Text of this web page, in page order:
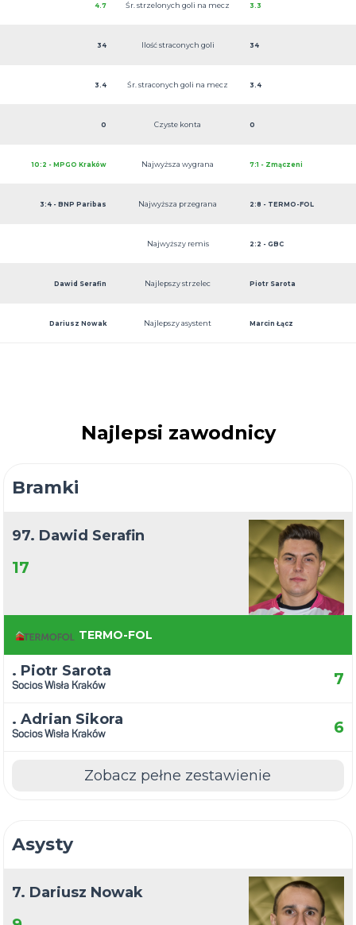
4.7 Śr. strzelonych goli na mecz 3.3
34 Ilość straconych goli 34
3.4 Śr. straconych goli na mecz 3.4
0 Czyste konta 0
10:2 - MPGO Kraków Najwyższa wygrana 7:1 - Zmączeni
3:4 - BNP Paribas Najwyższa przegrana 2:8 - TERMO-FOL
Najwyższy remis 2:2 - GBC
Dawid Serafin Najlepszy strzelec Piotr Sarota
Dariusz Nowak Najlepszy asystent Marcin Łącz
Najlepsi zawodnicy
Bramki
97. Dawid Serafin
17
TERMO-FOL
. Piotr Sarota
Socios Wisła Kraków 7
. Adrian Sikora
Socios Wisła Kraków 6
Zobacz pełne zestawienie
Asysty
7. Dariusz Nowak